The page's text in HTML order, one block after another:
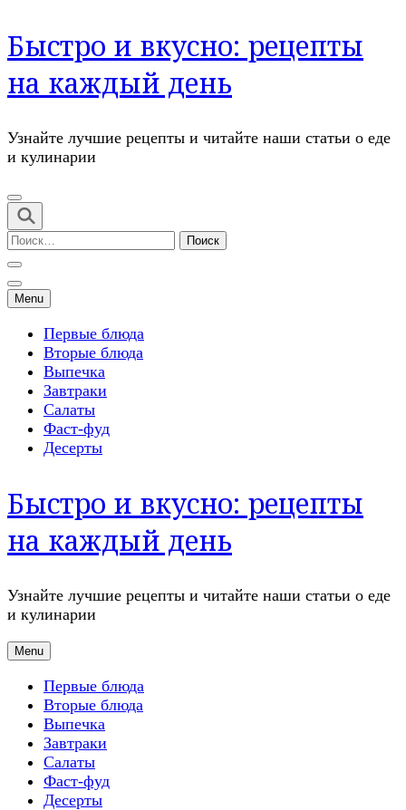
Перейти
к
содержимому
(нажмите
Быстро и вкусно: рецепты
на каждый день
Узнайте лучшие рецепты и читайте наши статьи о еде
и кулинарии
Найти:
Menu
Первые блюда
Вторые блюда
Выпечка
Завтраки
Салаты
Фаст-фуд
Десерты
Быстро и вкусно: рецепты
на каждый день
Узнайте лучшие рецепты и читайте наши статьи о еде
и кулинарии
Menu
Первые блюда
Вторые блюда
Выпечка
Завтраки
Салаты
Фаст-фуд
Десерты